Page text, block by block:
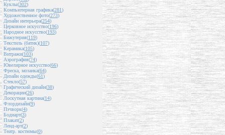
Куклы(302)
Компьютерная графика(281)
Художественное фото(273)
Дизайн интерьера(254)
Церковное искусство(196)
Народное искусство(193)
Бижутерия(119)
Текстиль (батик)(107)
Керамика(105)
Витражи(103)
Аэрография(74)
Ювелирное искусство(66)
Фреска, мозаика(64)
Дизайн одежды(61)
Стекло(57)
Графический дизайн(38)
Декорации(26)
Лоскутная картина(14)
Флордизайн(9)
Пэчворк(4)
Бодиарт(3)
Плакат(2)
Ленд-арт(2)
Театр. костюмы(0)